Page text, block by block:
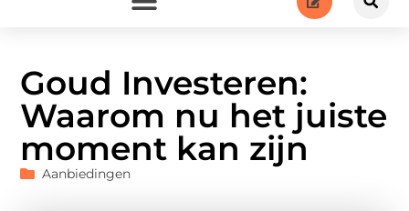
Goud Investeren:
Waarom nu het juiste
moment kan zijn
Aanbiedingen